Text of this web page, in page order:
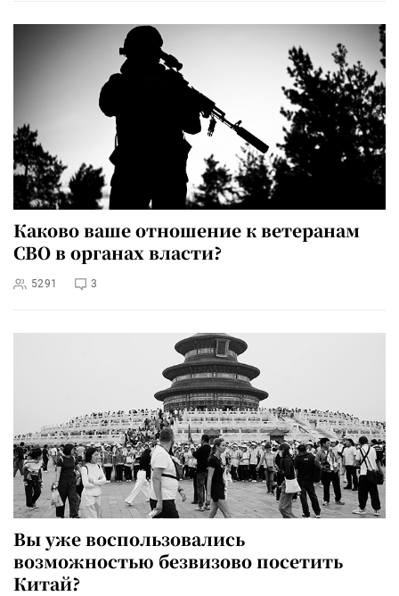
Каково ваше отношение к ветеранам
СВО в органах власти?
5291 3
Вы уже воспользовались
возможностью безвизово посетить
Китай?